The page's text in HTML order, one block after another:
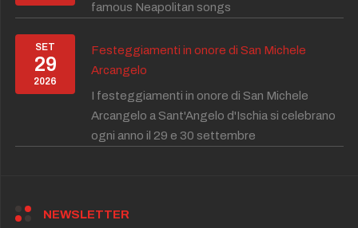
famous Neapolitan songs
SET
29
2026
Festeggiamenti in onore di San Michele
Arcangelo
I festeggiamenti in onore di San Michele
Arcangelo a Sant'Angelo d'Ischia si celebrano
ogni anno il 29 e 30 settembre
NEWSLETTER